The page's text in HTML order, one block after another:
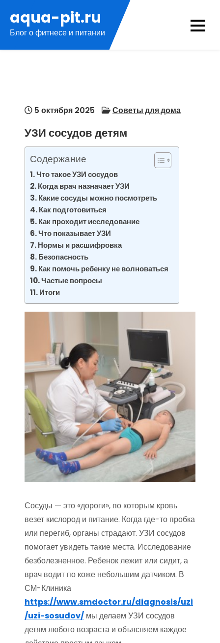
содержимому
aqua-pit.ru
Блог о фитнесе и питании
5 октября 2025 Советы для дома
УЗИ сосудов детям
Содержание
Что такое УЗИ сосудов
Когда врач назначает УЗИ
Какие сосуды можно посмотреть
Как подготовиться
Как проходит исследование
Что показывает УЗИ
Нормы и расшифровка
Безопасность
Как помочь ребенку не волноваться
Частые вопросы
Итоги
Сосуды — это «дороги», по которым кровь
везет кислород и питание. Когда где-то пробка
или перегиб, органы страдают. УЗИ сосудов
помогает увидеть такие места. Исследование
безболезненное. Ребенок лежит или сидит, а
врач водит по коже небольшим датчиком. В
СМ-Клиника
https://www.smdoctor.ru/diagnosis/uzi
/uzi-sosudov/ мы делаем УЗИ сосудов
детям любого возраста и объясняем каждое